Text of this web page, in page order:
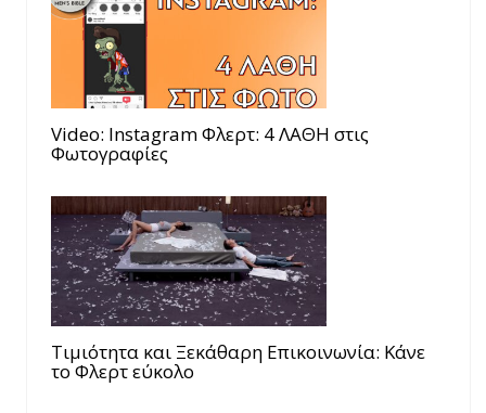
Video: Instagram Φλερτ: 4 ΛΑΘΗ στις
Φωτογραφίες
Τιμιότητα και Ξεκάθαρη Επικοινωνία: Κάνε
το Φλερτ εύκολο